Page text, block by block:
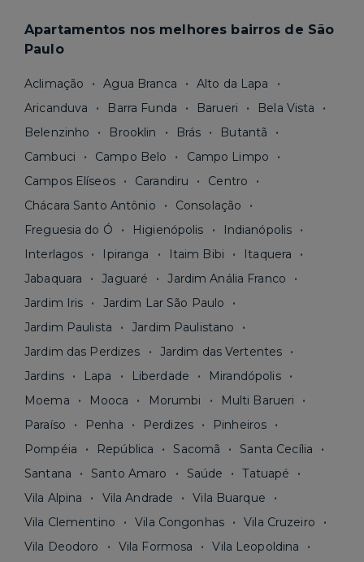
Apartamentos nos melhores bairros de São
Paulo
Aclimação Agua Branca
Alto da Lapa
Aricanduva
Barra Funda Barueri
Bela Vista
Belenzinho
Brooklin Brás
Butantã
Cambuci
Campo Belo
Campo Limpo
Campos Elíseos
Carandiru
Centro
Chácara Santo Antônio
Consolação
Freguesia do Ó
Higienópolis
Indianópolis
Interlagos
Ipiranga Itaim Bibi
Itaquera
Jabaquara
Jaguaré
Jardim Anália Franco
Jardim Iris
Jardim Lar São Paulo
Jardim Paulista
Jardim Paulistano
Jardim das Perdizes
Jardim das Vertentes
Jardins
Lapa Liberdade
Mirandópolis
Moema
Mooca Morumbi
Multi Barueri
Paraíso
Penha Perdizes
Pinheiros
Pompéia
República Sacomã
Santa Cecília
Santana
Santo Amaro Saúde
Tatuapé
Vila Alpina
Vila Andrade
Vila Buarque
Vila Clementino
Vila Congonhas
Vila Cruzeiro
Vila Deodoro
Vila Formosa
Vila Leopoldina